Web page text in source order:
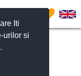
Iti
urilor si
0